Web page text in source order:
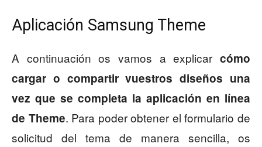
Aplicación Samsung Theme
A continuación os vamos a explicar cómo
cargar o compartir vuestros diseños una
vez que se completa la aplicación en línea
de Theme. Para poder obtener el formulario de
solicitud del tema de manera sencilla, os